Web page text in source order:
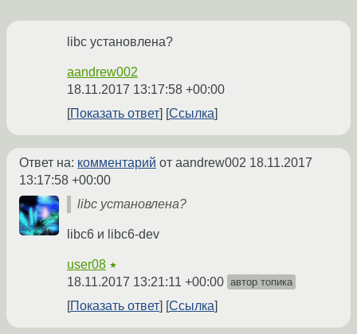
libc установлена?
aandrew002
18.11.2017 13:17:58 +00:00
Показать ответ
Ссылка
Ответ на: комментарий от aandrew002 18.11.2017
13:17:58 +00:00
libc установлена?
libc6 и libc6-dev
user08 ★
18.11.2017 13:21:11 +00:00 автор топика
Показать ответ Ссылка